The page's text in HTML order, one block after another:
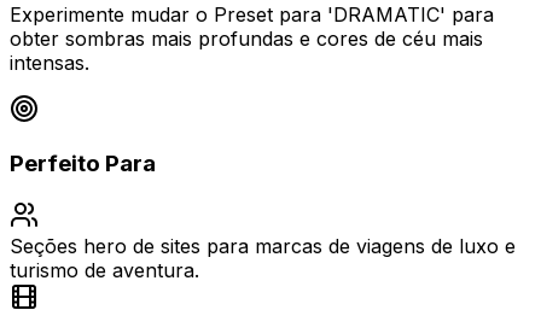
Experimente mudar o Preset para 'DRAMATIC' para
obter sombras mais profundas e cores de céu mais
intensas.
Perfeito Para
Seções hero de sites para marcas de viagens de luxo e
turismo de aventura.